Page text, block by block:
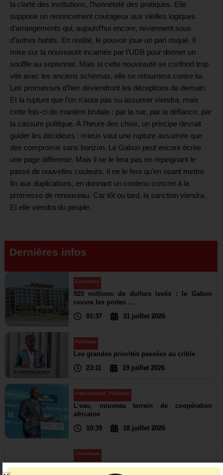
la clarté des institutions, l’honnêteté des pratiques. Elle
suppose un renoncement courageux aux vieilles logiques
d’arrangements qui, aujourd’hui encore, reviennent sous
d’autres habits. En réalité, le pouvoir joue un pari risqué. Il
mise sur la nouveauté incarnée par l’UDB pour donner un
souffle au septennat. Mais si cette nouveauté se confond trop
vite avec les anciens schémas, elle se retournera contre lui.
Les promesses d’hier deviendront les déceptions de demain.
Et la rupture que l’on n’aura pas su assumer viendra, mais
cette fois-ci de manière brutale : par la rue, par la défiance, par
la cassure politique. À l’heure des choix, un principe devrait
guider les décideurs : mieux vaut une rupture assumée que
des compromis sans horizon. Le Gabon peut encore écrire
une page différente. Mais il ne le fera pas en repeignant le
passé de nouvelles couleurs. Il ne le fera qu’en osant mettre
fin aux duplications, en donnant un contenu concret à la
promesse de renouveau. Car tôt ou tard, la sanction viendra.
Et elle viendra du peuple.
Dernières infos
Economie
920 millions de dollars levés : le Gabon
rouvre les portes …
01:37
31 juillet 2026
Politique
Les grandes priorités passées au crible
23:11
19 juillet 2026
International, Politique
L’eau, nouveau terrain de coopération
africaine
10:39
18 juillet 2026
Chronique
Des signes inquiétants qui rappellent la